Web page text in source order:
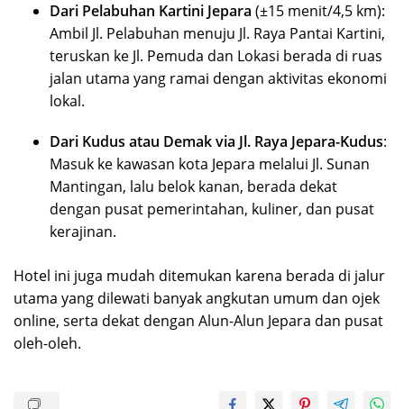
Dari Pelabuhan Kartini Jepara (±15 menit/4,5 km):
Ambil Jl. Pelabuhan menuju Jl. Raya Pantai Kartini,
teruskan ke Jl. Pemuda dan Lokasi berada di ruas
jalan utama yang ramai dengan aktivitas ekonomi
lokal.
Dari Kudus atau Demak via Jl. Raya Jepara-Kudus:
Masuk ke kawasan kota Jepara melalui Jl. Sunan
Mantingan, lalu belok kanan, berada dekat
dengan pusat pemerintahan, kuliner, dan pusat
kerajinan.
Hotel ini juga mudah ditemukan karena berada di jalur
utama yang dilewati banyak angkutan umum dan ojek
online, serta dekat dengan Alun-Alun Jepara dan pusat
oleh-oleh.